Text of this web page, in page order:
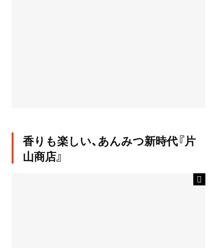
香りも楽しい、あんみつ新時代『片
山商店』